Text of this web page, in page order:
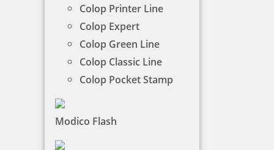
Colop Printer Line
Colop Expert
Colop Green Line
Colop Classic Line
Colop Pocket Stamp
Modico Flash
€+
STEMPELKUGELSCHREIBER -
KATEGORIEN
Sonderangebote